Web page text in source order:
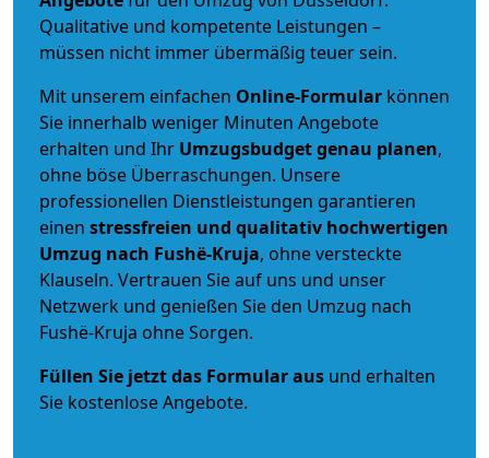
Qualitative und kompetente Leistungen –
müssen nicht immer übermäßig teuer sein.
Mit unserem einfachen Online-Formular können
Sie innerhalb weniger Minuten Angebote
erhalten und Ihr Umzugsbudgetgenau planen,
ohne böse Überraschungen. Unsere
professionellen Dienstleistungen garantieren
einen stressfreien und qualitativ hochwertigen
Umzug nach Fushë-Kruja, ohne versteckte
Klauseln. Vertrauen Sie auf uns und unser
Netzwerk und genießen Sie den Umzug nach
Fushë-Kruja ohne Sorgen.
Füllen Sie jetzt das Formular aus und erhalten
Sie kostenlose Angebote.